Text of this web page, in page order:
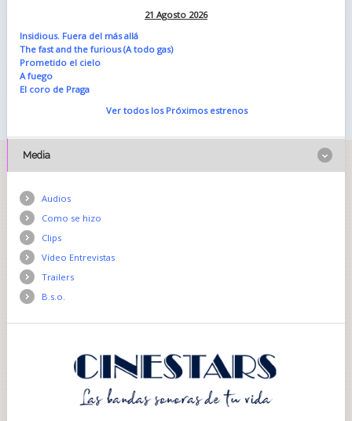
21 Agosto 2026
Insidious. Fuera del más allá
The fast and the furious (A todo gas)
Prometido el cielo
A fuego
El coro de Praga
Ver todos los Próximos estrenos
Media
Audios
Como se hizo
Clips
Vídeo Entrevistas
Trailers
B.s.o.